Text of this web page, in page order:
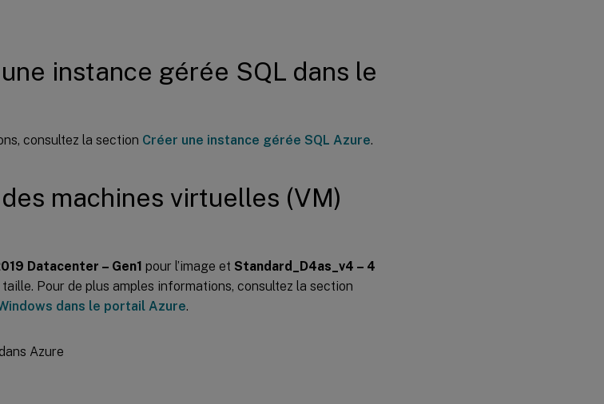
instance gérée SQL dans le
consultez la section Créer une instance gérée SQL Azure.
machines virtuelles (VM)
Datacenter – Gen1 pour l’image et Standard_D4as_v4 – 4
Pour de plus amples informations, consultez la section
dans le portail Azure.